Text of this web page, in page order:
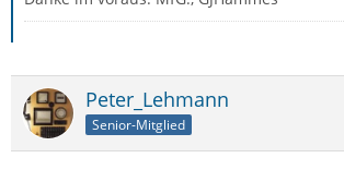
Peter_Lehmann
Senior-Mitglied